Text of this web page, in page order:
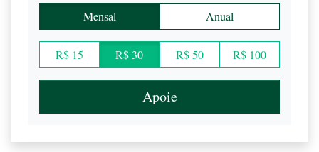
Mensal Anual
R$ 15 R$ 30 R$ 50 R$ 100
Apoie